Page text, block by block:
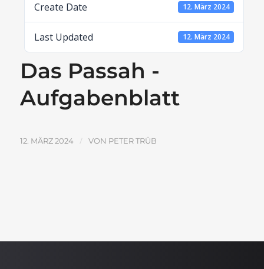
Create Date 12. März 2024
Last Updated 12. März 2024
Das Passah -
Aufgabenblatt
12. MÄRZ 2024 / VON PETER TRÜB